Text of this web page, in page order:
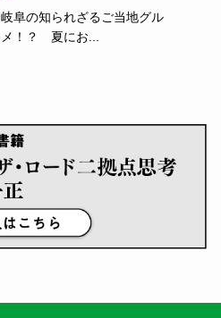
岐阜の知られざるご当地グル
メ！？ 夏にお...